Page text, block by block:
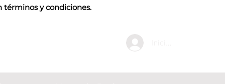
términos y condiciones.